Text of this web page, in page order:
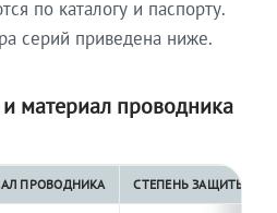
по каталогу и паспорту.
серий приведена ниже.
материал проводника
ПРОВОДНИКА СТЕПЕНЬ ЗАЩИТЫ